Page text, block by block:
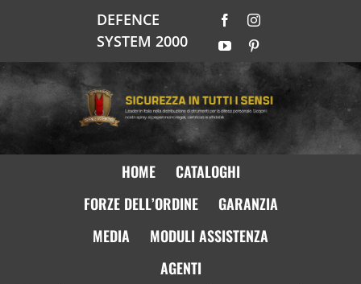
DEFENCE
SYSTEM 2000
FacebookInstagram
YouTubePinterest
HOME
CATALOGHI
FORZE DELL’ORDINE
GARANZIA
MEDIA
MODULI ASSISTENZA
AGENTI